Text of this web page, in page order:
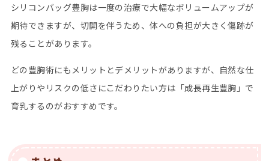
シリコンバッグ豊胸は一度の治療で大幅なボリュームアップが
期待できますが、切開を伴うため、体への負担が大きく傷跡が
残ることがあります。
どの豊胸術にもメリットとデメリットがありますが、自然な仕
上がりやリスクの低さにこだわりたい方は「成長再生豊胸」で
育乳するのがおすすめです。